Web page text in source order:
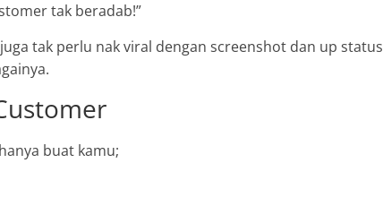
tak beradab!”
tak perlu nak viral dengan screenshot dan up status
buat kamu;